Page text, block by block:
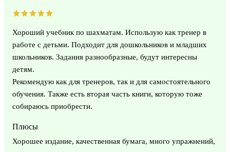
Хороший учебник по шахматам. Использую как тренер в
работе с детьми. Подходит для дошкольников и младших
школьников. Задания разнообразные, будут интересны
детям.
Рекомендую как для тренеров, так и для самостоятельного
обучения. Также есть вторая часть книги, которую тоже
собираюсь приобрести.
Плюсы
Хорошее издание, качественная бумага, много упражнений,